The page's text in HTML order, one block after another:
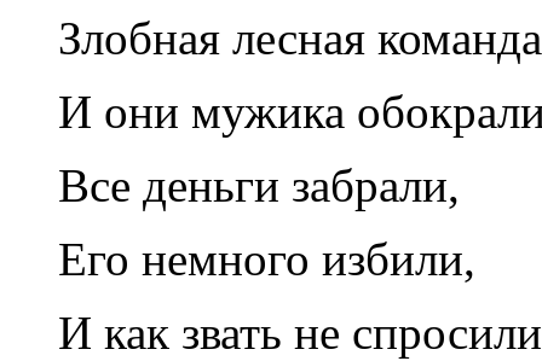
Злобная лесная
И они мужика
Все деньги забрали,
Его немного избили,
И как звать не